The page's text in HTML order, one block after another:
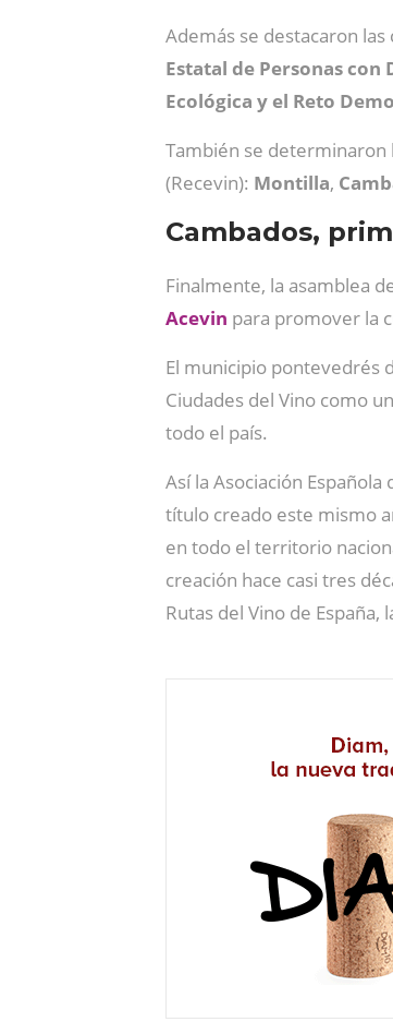
Además se destacaron
Estatal de Personas con
Ecológica y el Reto
También se determinaron
(Recevin): Montilla,
Cambados,
Finalmente, la asamblea
Acevin para promover la
El municipio pontevedrés
Ciudades del Vino como
todo el país.
Así la Asociación
título creado este mismo
en todo el territorio
creación hace casi tres
Rutas del Vino de